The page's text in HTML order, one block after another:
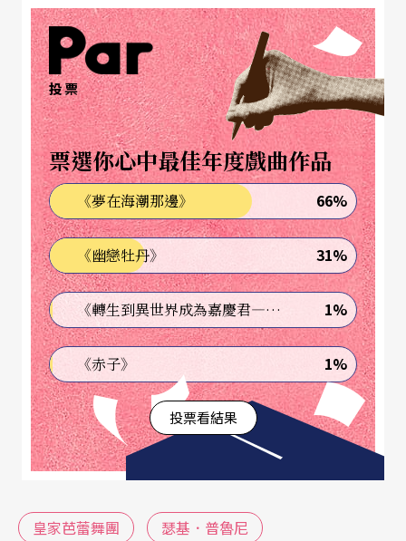
得紐瑞耶夫基金會的資助，前往倫敦的皇家芭蕾舞
學院就讀。為了支持普魯尼，他的父親遠赴葡萄牙
工作，母親則前往基輔伴讀。儘管一家人為了普魯
尼的天分及職業做出犧牲，他父母仍在之後離婚，
使得那有朝一日能與家人團圓的夢想破滅。盛名背
後所經歷的種種，在紀錄片中藉由珍貴的兒時影
像、訪談中一一揭露。普魯尼閃辭首席之時，關於
他使用古柯鹼、經常缺席排練等傳言甚囂塵上，如
此具有天分卻又叛逆，不禁讓人好奇，是否成名太
早，使他為盛名所累？選擇離開皇家芭蕾的普魯
尼，當時覺得體內的「藝術家」正在死亡，必須離
開尋找新方向。而二○一三年四月，普魯尼在新作
品《午夜快車》Midnight Express在倫敦首演前夕，
又臨時不告而別取消演出，不禁讓人好奇他是否終
將放棄舞蹈之路？
不過，二○一五年由普魯尼擔綱演出、David LaCha
投票
票選你心中最佳年度戲曲作品
《夢在海潮那邊》 66%
《幽戀牡丹》 31%
《轉生到異世界成為嘉慶君—發現我的祖先是詐騙集團!?》 1%
《赤子》 1%
投票看結果
皇家芭蕾舞團 瑟基．普魯尼